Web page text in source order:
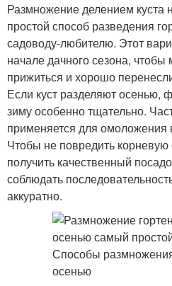
Размножение делением
простой способ разведения
садоводу-любителю. Этот
начале дачного сезона, чтобы
прижиться и хорошо
Если куст разделяют осенью,
зиму особенно тщательно.
применяется для омоложения
Чтобы не повредить
получить качественный
соблюдать
аккуратно.